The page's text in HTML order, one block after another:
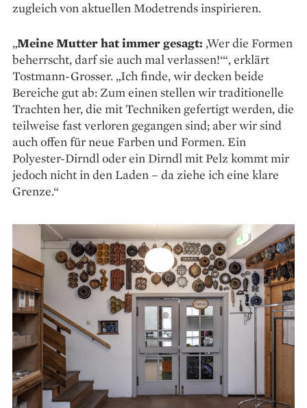
zugleich von aktuellen ­Modetrends inspirieren.
„Meine Mutter hat immer gesagt: ‚Wer die Formen
beherrscht, darf sie auch mal ­verlassen!‘“, erklärt
Tostmann-Grosser. „Ich finde, wir decken beide
Bereiche gut ab: Zum ­einen stellen wir traditionelle
Trachten her, die mit Techniken gefertigt werden, die
teilweise fast verloren gegangen sind; aber wir sind
auch offen für neue Farben und Formen. Ein
Polyester-­Dirndl oder ein Dirndl mit Pelz kommt mir
jedoch nicht in den Laden – da ziehe ich eine klare
Grenze.“